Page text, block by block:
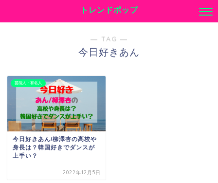
トレンドポップ
― TAG ―
今日好きあん
芸能人・有名人
今日好きあん/柳澤杏の高校や
身長は？韓国好きでダンスが
上手い？
2022年12月5日